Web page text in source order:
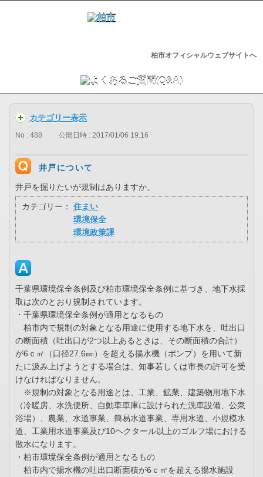
柏市オフィシャルウェブサイトへ
カテゴリー表示
No : 488 公開日時 : 2017/01/06 19:16
井戸について
井戸を掘りたいが規制はありますか。
カテゴリー：
住まい
環境保全
環境政策課
千葉県環境保全条例及び柏市環境保全条例に基づき、地下水採
取は次のとおり規制されています。
・千葉県環境保全条例が適用となるもの
柏市内で規制の対象となる用途に使用する地下水を、吐出口
の断面積（吐出口が2つ以上あるときは、その断面積の合計）
が6ｃ㎡（口径27.6㎜）を超える揚水機（ポンプ）を用いて新
たに汲み上げようとする場合は、知事若しくは市長の許可を受
けなければなりません。
※規制の対象となる用途とは、工業、鉱業、建築物用地下水
（冷暖房、水洗便所、自動車車庫に設けられた洗車設備、公衆
浴場）、農業、水道事業、簡易水道事業、専用水道、小規模水
道、工業用水道事業及び10ヘクタール以上のゴルフ場における
散水になります。
・柏市環境保全条例が適用となるもの
柏市内で揚水機の吐出口断面積が6ｃ㎡を超える揚水施設